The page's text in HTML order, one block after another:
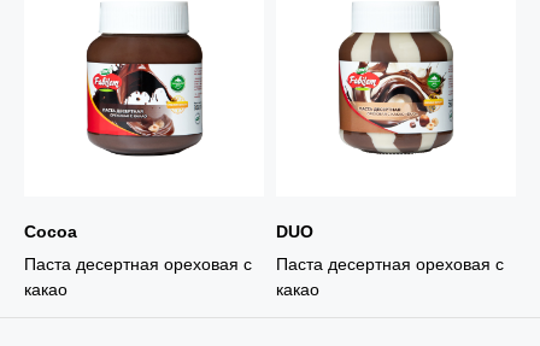
Cocoa
Паста десертная ореховая с
какао
DUO
Паста десертная ореховая с
какао